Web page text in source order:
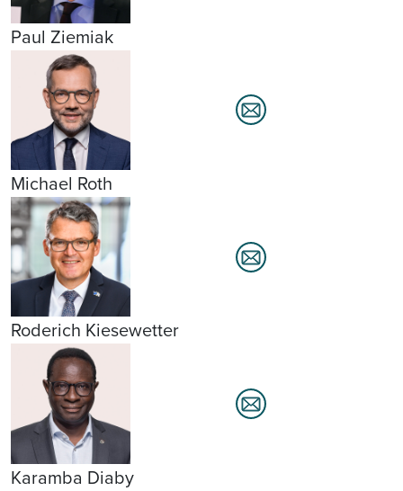
Paul Ziemiak
Michael Roth
Roderich Kiesewetter
Karamba Diaby